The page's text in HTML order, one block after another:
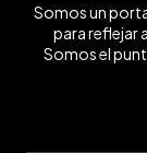
Somos un
para reflejar
Somos el